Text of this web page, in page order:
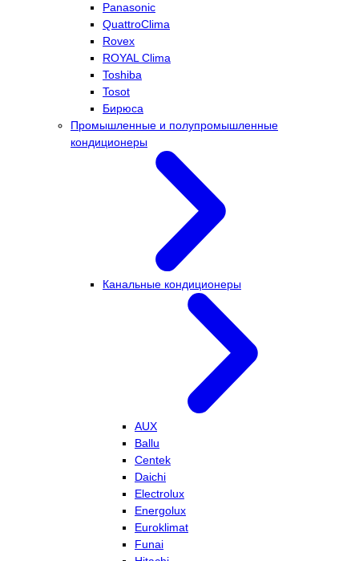
Panasonic
QuattroClima
Rovex
ROYAL Clima
Toshiba
Tosot
Бирюса
Промышленные и полупромышленные
кондиционеры
Канальные кондиционеры
AUX
Ballu
Centek
Daichi
Electrolux
Energolux
Euroklimat
Funai